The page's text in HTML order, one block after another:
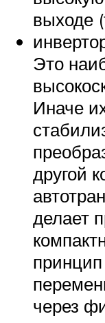
выходе
Это
Иначе
другой
делает
через